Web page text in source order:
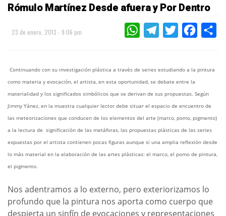
Rómulo Martínez Desde afuera y Por Dentro
23 de enero, 2013 - 9:06 pm WHATSAPPTELEGRAMTWITTER
Continuando con su investigación plástica a través de series estudiando a la pintura
como materia y evocación, el artista, en esta oportunidad, se debate entre la
materialidad y los significados simbólicos que se derivan de sus propuestas. Según
Jimmy Yánez, en la muestra cualquier lector debe situar el espacio de encuentro de
las meteorizaciones que conducen de los elementos del arte (marco, pomo, pigmento)
a la lectura de significación de las metáforas, las propuestas plásticas de las series
expuestas por el artista contienen pocas figuras aunque si una amplia reflexión desde
lo más material en la elaboración de las artes plásticas: el marco, el pomo de pintura,
el pigmento.
Nos adentramos a lo externo, pero exteriorizamos lo
profundo que la pintura nos aporta como cuerpo que
despierta un sinfín de evocaciones y representaciones